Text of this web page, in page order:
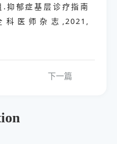
抑郁症基层诊疗指南
科医师杂志,2021,
下一篇